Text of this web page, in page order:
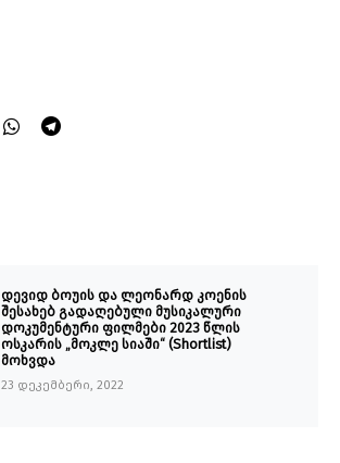
დევიდ ბოუის და ლეონარდ კოენის
შესახებ გადაღებული მუსიკალური
დოკუმენტური ფილმები 2023 წლის
ოსკარის „მოკლე სიაში“ (Shortlist)
მოხვდა
23 დეკემბერი, 2022